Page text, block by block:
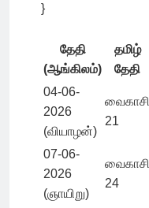
}
தேதி
(ஆங்கிலம்)
தமிழ்
தேதி
04-06-
2026
(வியாழன்)
வைகாசி
21
07-06-
2026
(ஞாயிறு)
வைகாசி
24